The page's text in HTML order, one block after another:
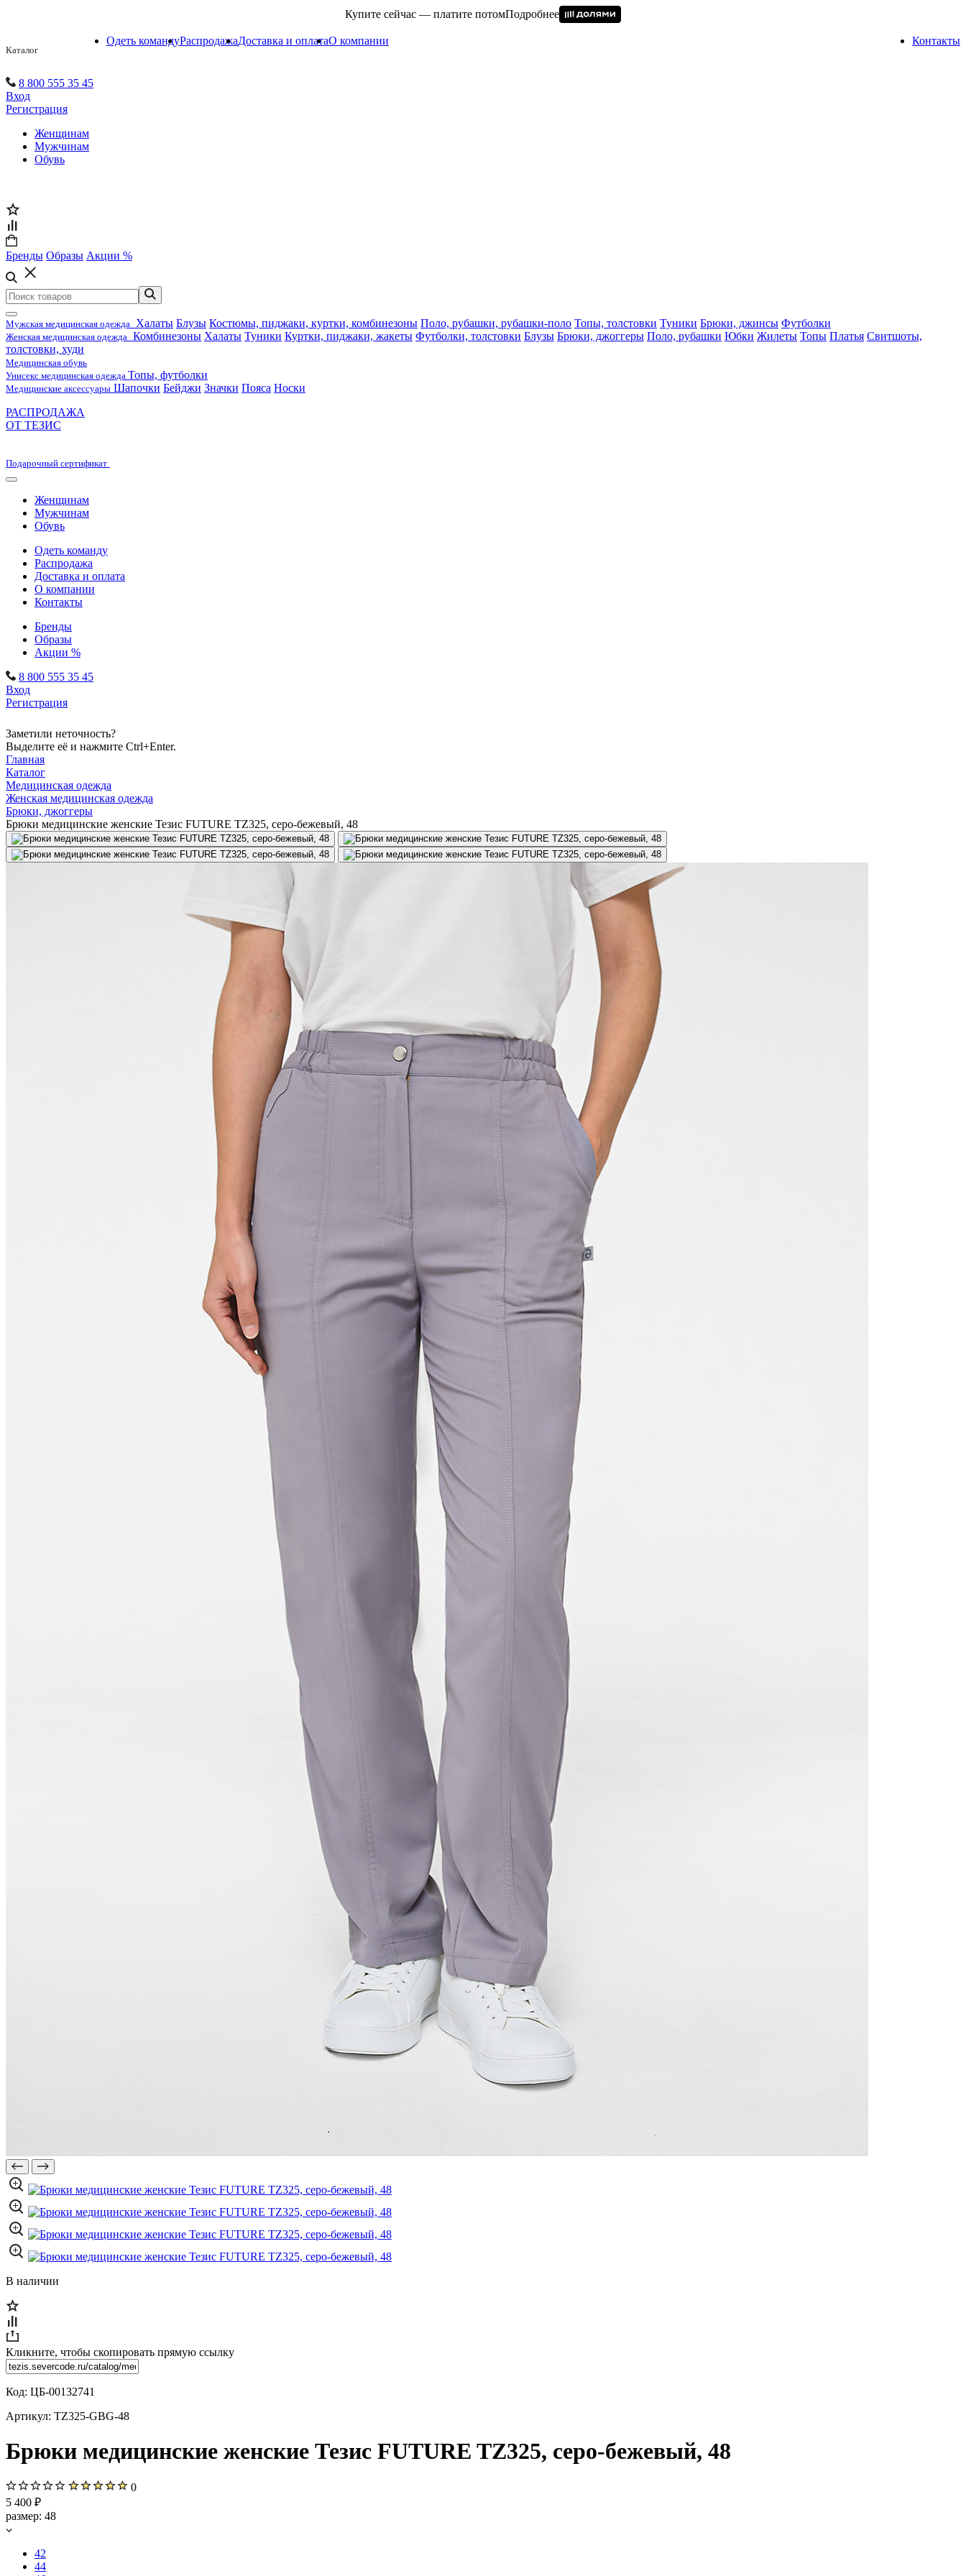
Купите сейчас — платите потомПодробнее
Каталог
Одеть командуРаспродажаДоставка и оплатаО компании Контакты
8 800 555 35 45
Вход
Регистрация
Женщинам
Мужчинам
Обувь
Бренды Образы Акции %
Мужская медицинская одежда Халаты Блузы Костюмы, пиджаки, куртки, комбинезоны Поло, рубашки, рубашки-поло Топы, толстовки Туники Брюки, джинсы Футболки
Женская медицинская одежда Комбинезоны Халаты Туники Куртки, пиджаки, жакеты Футболки, толстовки Блузы Брюки, джоггеры Поло, рубашки Юбки Жилеты Топы Платья Свитшоты,
толстовки, худи
Медицинская обувь
Унисекс медицинская одежда Топы, футболки
Медицинские аксессуары Шапочки Бейджи Значки Пояса Носки
РАСПРОДАЖА
ОТ ТЕЗИС
Подарочный сертификат
Женщинам
Мужчинам
Обувь
Одеть команду
Распродажа
Доставка и оплата
О компании
Контакты
Бренды
Образы
Акции %
8 800 555 35 45
Вход
Регистрация
Заметили неточность?
Выделите её и нажмите Ctrl+Enter.
Главная
Каталог
Медицинская одежда
Женская медицинская одежда
Брюки, джоггеры
Брюки медицинские женские Тезис FUTURE TZ325, серо-бежевый, 48
В наличии
Кликните, чтобы скопировать прямую ссылку
Код: ЦБ-00132741
Артикул: TZ325-GBG-48
Брюки медицинские женские Тезис FUTURE TZ325, серо-бежевый, 48
0
5 400 ₽
размер: 48
42
44